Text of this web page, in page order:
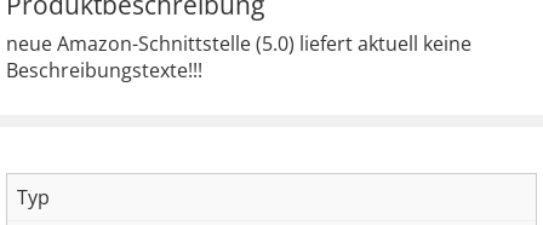
neue Amazon-Schnittstelle (5.0) liefert aktuell keine
Beschreibungstexte!!!
Typ